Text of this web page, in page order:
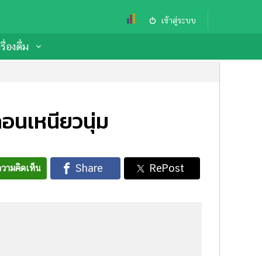
เข้าสู่ระบบ
องดื่ม
นเหนียวนุ่ม
ามคิดเห็น